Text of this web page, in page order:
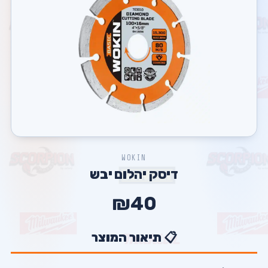
WOKIN
דיסק יהלום יבש
₪40
📋 תיאור המוצר